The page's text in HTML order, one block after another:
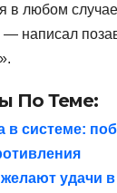
в любом
— написал
По Теме:
в системе:
удачи в